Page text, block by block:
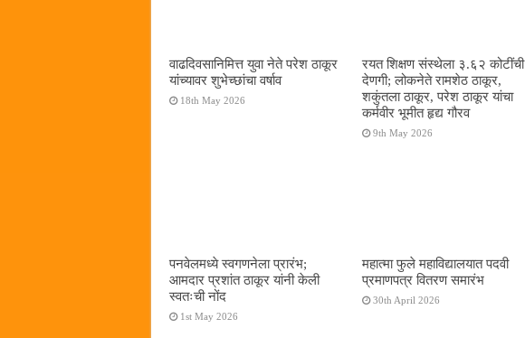
वाढदिवसानिमित्त युवा नेते परेश ठाकूर
यांच्यावर शुभेच्छांचा वर्षाव
18th May 2026
रयत शिक्षण संस्थेला ३.६२ कोटींची
देणगी; लोकनेते रामशेठ ठाकूर,
शकुंतला ठाकूर, परेश ठाकूर यांचा
कर्मवीर भूमीत हृद्य गौरव
9th May 2026
पनवेलमध्ये स्वगणनेला प्रारंभ;
आमदार प्रशांत ठाकूर यांनी केली
स्वतःची नोंद
1st May 2026
महात्मा फुले महाविद्यालयात पदवी
प्रमाणपत्र वितरण समारंभ
30th April 2026